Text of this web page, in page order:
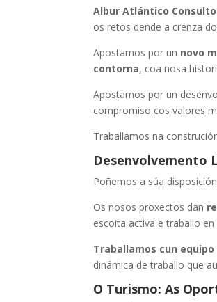
Albur Atlántico
os retos dende a crenza
Apostamos por un novo
contorna, coa nosa
Apostamos por un
compromiso cos valores
Traballamos na
Desenvolvemento
Poñemos a súa disposición
Os nosos proxectos dan
escoita activa e traballo en
Traballamos cun
dinámica de traballo que
O Turismo: As